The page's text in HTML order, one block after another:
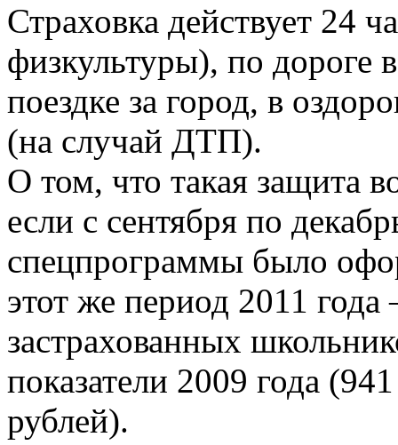
Страховка действует 24
физкультуры), по дороге
поездке за город, в
(на случай ДТП).
О том, что такая защита
если с сентября по
спецпрограммы было
этот же период 2011 года
застрахованных
показатели 2009 года
рублей).